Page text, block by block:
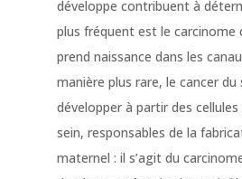
développe contribuent à
plus fréquent est le carcinome
prend naissance dans les
manière plus rare, le cancer du
développer à partir des
sein, responsables de la
maternel : il s’agit du